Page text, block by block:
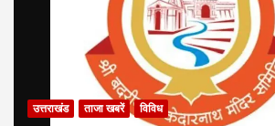
उत्तराखंड ताजा खबरें विविध